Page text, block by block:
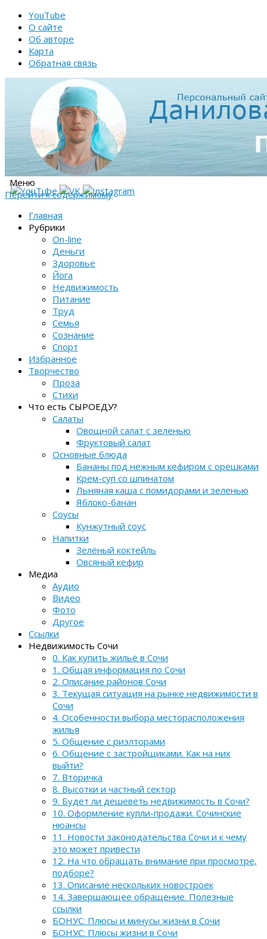
YouTube
О сайте
Об авторе
Карта
Обратная связь
Меню
Перейти к содержимому
Главная
Рубрики
On-line
Деньги
Здоровье
Йога
Недвижимость
Питание
Труд
Семья
Сознание
Спорт
Избранное
Творчество
Проза
Стихи
Что есть СЫРОЕДУ?
Салаты
Овощной салат с зеленью
Фруктовый салат
Основные блюда
Бананы под нежным кефиром с орешками
Крем-суп со шпинатом
Льняная каша с помидорами и зеленью
Яблоко-банан
Соусы
Кунжутный соус
Напитки
Зелёный коктейль
Овсяный кефир
Медиа
Аудио
Видео
Фото
Другое
Ссылки
Недвижимость Сочи
0. Как купить жильё в Сочи
1. Общая информация по Сочи
2. Описание районов Сочи
3. Текущая ситуация на рынке недвижимости в
Сочи
4. Особенности выбора месторасположения
жилья
5. Общение с риэлторами
6. Общение с застройщиками. Как на них
выйти?
7. Вторичка
8. Высотки и частный сектор
9. Будет ли дешеветь недвижимость в Сочи?
10. Оформление купли-продажи. Сочинские
нюансы
11. Новости законодательства Сочи и к чему
это может привести
12. На что обращать внимание при просмотре,
подборе?
13. Описание нескольких новостроек
14. Завершающее обращение. Полезные
ссылки
БОНУС: Плюсы и минусы жизни в Сочи
БОНУС: Плюсы жизни в Сочи